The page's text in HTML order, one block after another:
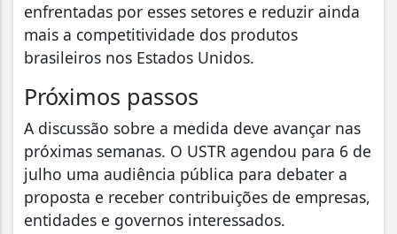
enfrentadas por esses setores e reduzir ainda
mais a competitividade dos produtos
brasileiros nos Estados Unidos.
Próximos passos
A discussão sobre a medida deve avançar nas
próximas semanas. O USTR agendou para 6 de
julho uma audiência pública para debater a
proposta e receber contribuições de empresas,
entidades e governos interessados.